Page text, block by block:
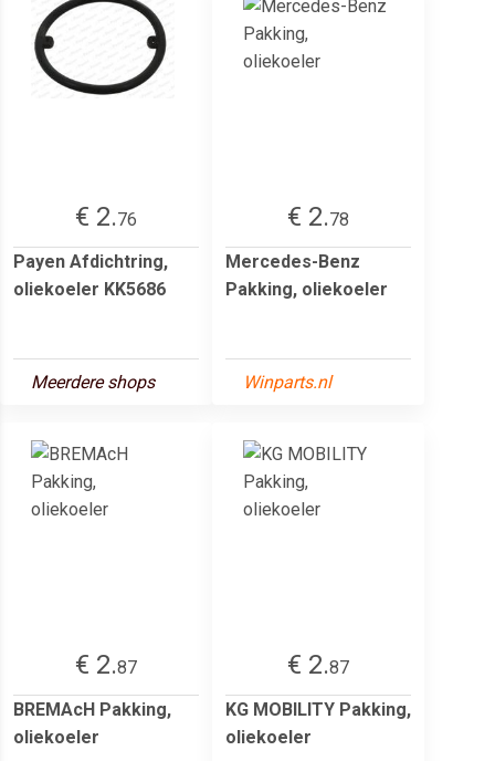
€ 2.76
Payen Afdichtring,
oliekoeler KK5686
Meerdere shops
€ 2.78
Mercedes-Benz
Pakking, oliekoeler
Winparts.nl
€ 2.87
BREMAcH Pakking,
oliekoeler
€ 2.87
KG MOBILITY Pakking,
oliekoeler